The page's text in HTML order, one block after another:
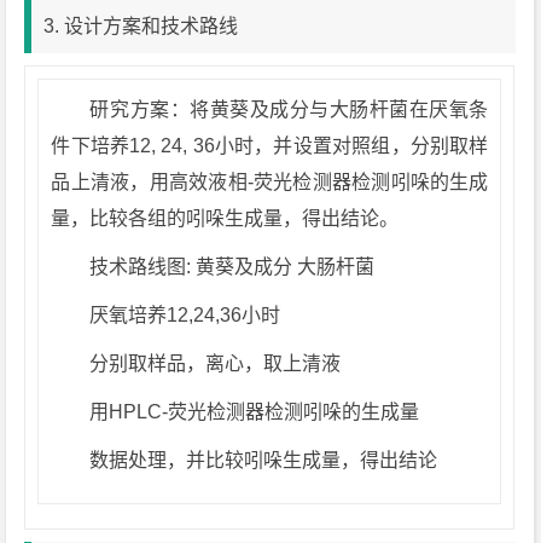
3. 设计方案和技术路线
研究方案：将黄葵及成分与大肠杆菌在厌氧条
件下培养12, 24, 36小时，并设置对照组，分别取样
品上清液，用高效液相-荧光检测器检测吲哚的生成
量，比较各组的吲哚生成量，得出结论。
技术路线图: 黄葵及成分 大肠杆菌
厌氧培养12,24,36小时
分别取样品，离心，取上清液
用HPLC-荧光检测器检测吲哚的生成量
数据处理，并比较吲哚生成量，得出结论